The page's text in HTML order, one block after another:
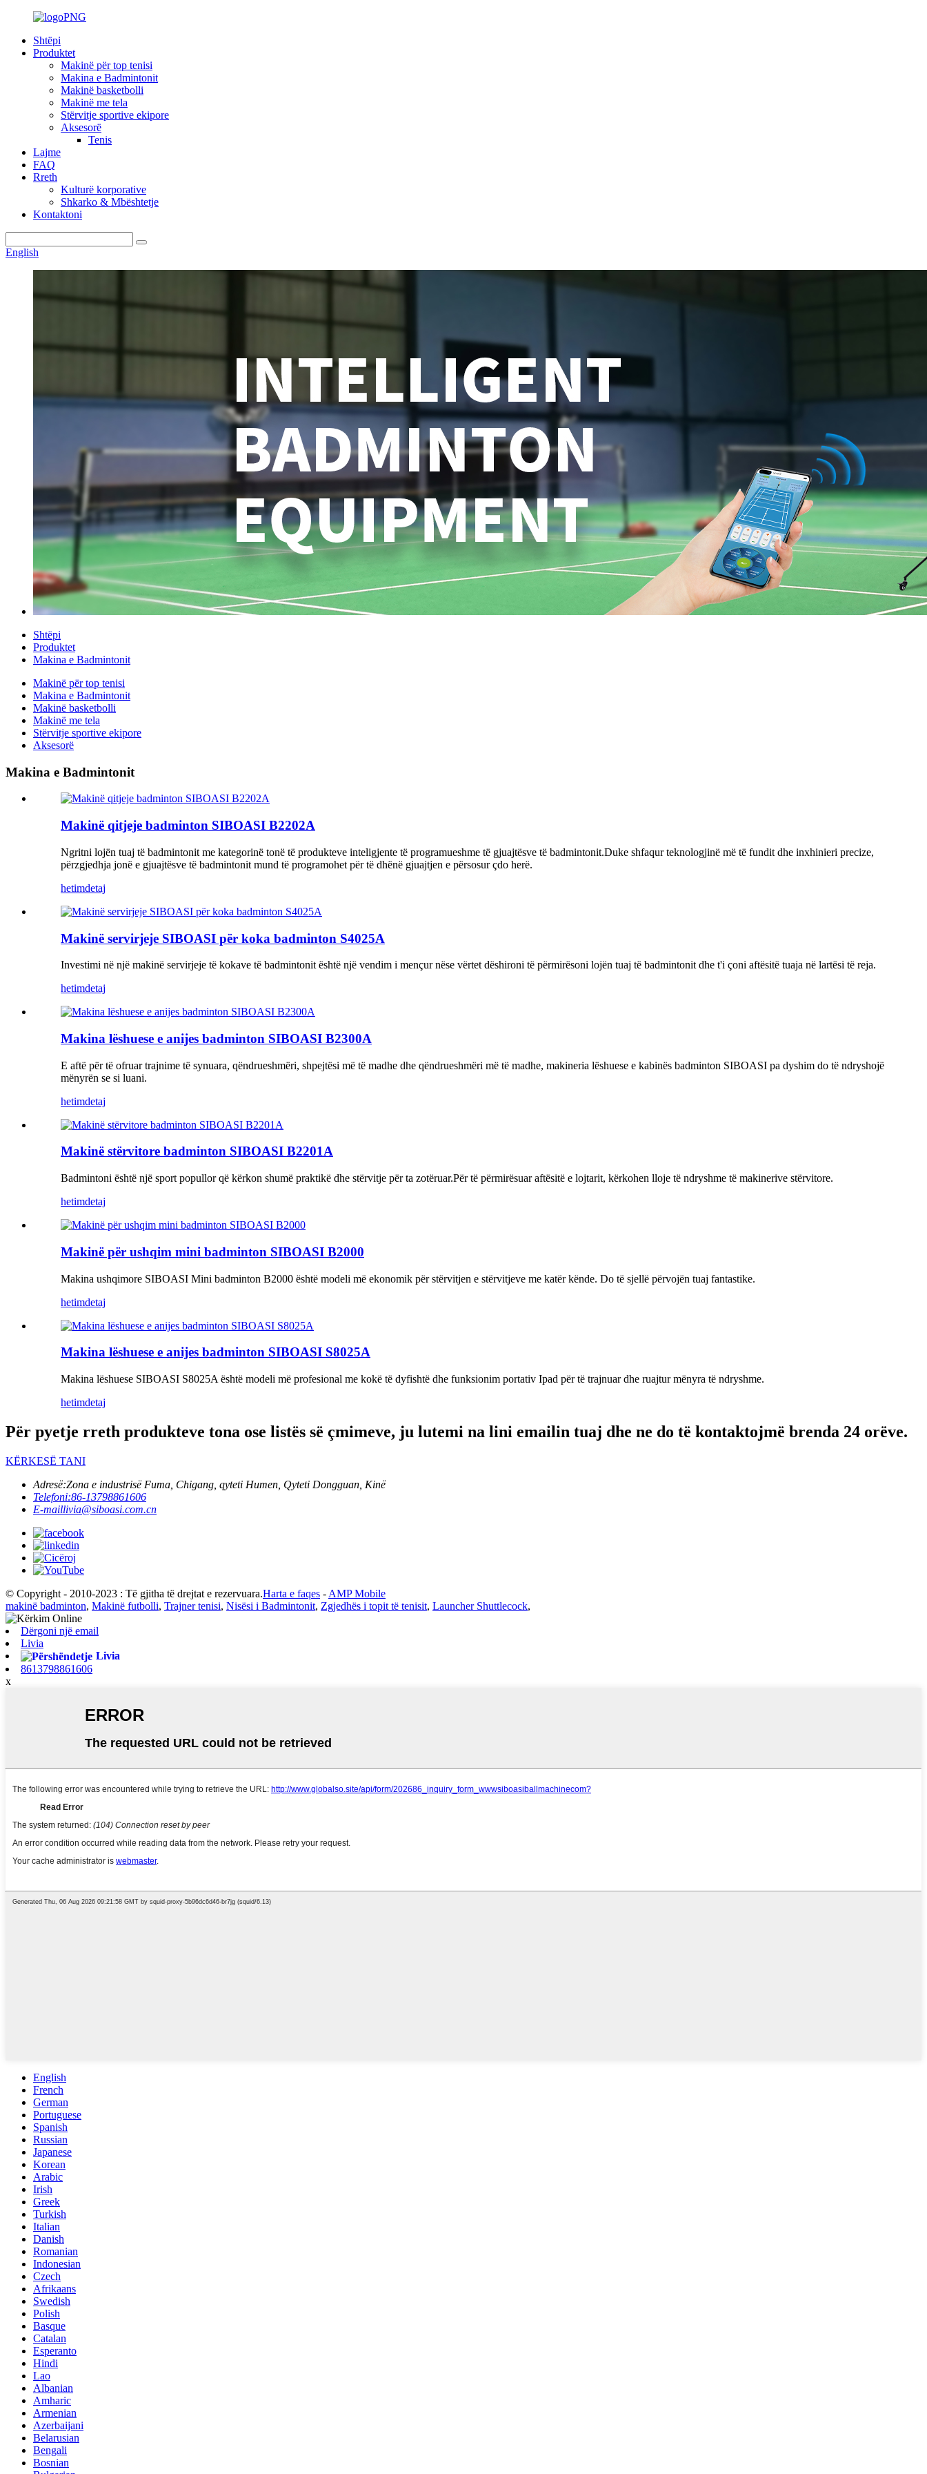
Shtëpi
Produktet
Makinë për top tenisi
Makina e Badmintonit
Makinë basketbolli
Makinë me tela
Stërvitje sportive ekipore
Aksesorë
Tenis
Lajme
FAQ
Rreth
Kulturë korporative
Shkarko & Mbështetje
Kontaktoni
English
Shtëpi
Produktet
Makina e Badmintonit
Makinë për top tenisi
Makina e Badmintonit
Makinë basketbolli
Makinë me tela
Stërvitje sportive ekipore
Aksesorë
Makina e Badmintonit
Makinë qitjeje badminton SIBOASI B2202A
Ngritni lojën tuaj të badmintonit me kategorinë tonë të produkteve inteligjente të programueshme të gjuajtësve të badmintonit.Duke shfaqur teknologjinë më të fundit dhe inxhinieri precize,
përzgjedhja jonë e gjuajtësve të badmintonit mund të programohet për të dhënë gjuajtjen e përsosur çdo herë.
hetimdetaj
Makinë servirjeje SIBOASI për koka badminton S4025A
Investimi në një makinë servirjeje të kokave të badmintonit është një vendim i mençur nëse vërtet dëshironi të përmirësoni lojën tuaj të badmintonit dhe t'i çoni aftësitë tuaja në lartësi të reja.
hetimdetaj
Makina lëshuese e anijes badminton SIBOASI B2300A
E aftë për të ofruar trajnime të synuara, qëndrueshmëri, shpejtësi më të madhe dhe qëndrueshmëri më të madhe, makineria lëshuese e kabinës badminton SIBOASI pa dyshim do të ndryshojë
mënyrën se si luani.
hetimdetaj
Makinë stërvitore badminton SIBOASI B2201A
Badmintoni është një sport popullor që kërkon shumë praktikë dhe stërvitje për ta zotëruar.Për të përmirësuar aftësitë e lojtarit, kërkohen lloje të ndryshme të makinerive stërvitore.
hetimdetaj
Makinë për ushqim mini badminton SIBOASI B2000
Makina ushqimore SIBOASI Mini badminton B2000 është modeli më ekonomik për stërvitjen e stërvitjeve me katër kënde. Do të sjellë përvojën tuaj fantastike.
hetimdetaj
Makina lëshuese e anijes badminton SIBOASI S8025A
Makina lëshuese SIBOASI S8025A është modeli më profesional me kokë të dyfishtë dhe funksionim portativ Ipad për të trajnuar dhe ruajtur mënyra të ndryshme.
hetimdetaj
Për pyetje rreth produkteve tona ose listës së çmimeve, ju lutemi na lini emailin tuaj dhe ne do të kontaktojmë brenda 24 orëve.
KËRKESË TANI
Adresë:Zona e industrisë Fuma, Chigang, qyteti Humen, Qyteti Dongguan, Kinë
Telefoni:86-13798861606
E-maillivia@siboasi.com.cn
© Copyright - 2010-2023 : Të gjitha të drejtat e rezervuara.Harta e faqes - AMP Mobile
makinë badminton, Makinë futbolli, Trajner tenisi, Nisësi i Badmintonit, Zgjedhës i topit të tenisit, Launcher Shuttlecock,
Dërgoni një email
Livia
Livia
8613798861606
x
English
French
German
Portuguese
Spanish
Russian
Japanese
Korean
Arabic
Irish
Greek
Turkish
Italian
Danish
Romanian
Indonesian
Czech
Afrikaans
Swedish
Polish
Basque
Catalan
Esperanto
Hindi
Lao
Albanian
Amharic
Armenian
Azerbaijani
Belarusian
Bengali
Bosnian